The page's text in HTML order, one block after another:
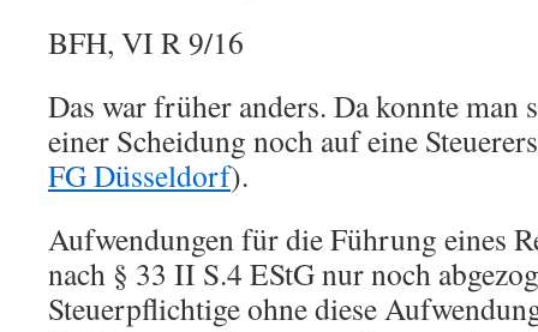
BFH, VI R 9/16
Das war früher anders. Da konnte man
einer Scheidung noch auf eine
FG Düsseldorf).
Aufwendungen für die Führung eines
nach § 33 II S.4 EStG nur noch
Steuerpflichtige ohne diese